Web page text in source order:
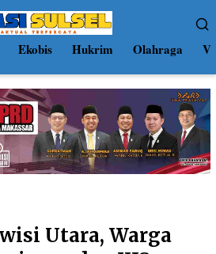
Ekobis Hukrim Olahraga
Utara, Warga